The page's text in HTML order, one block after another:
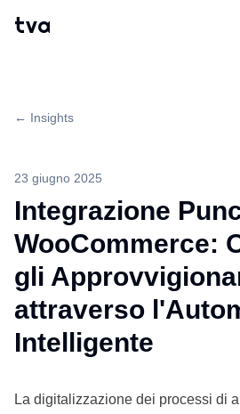
tva
← Insights
23 giugno 2025
Integrazione
WooCommerce:
gli
attraverso
Intelligente
La digitalizzazione dei processi di